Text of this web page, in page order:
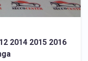
2014 2015 2016